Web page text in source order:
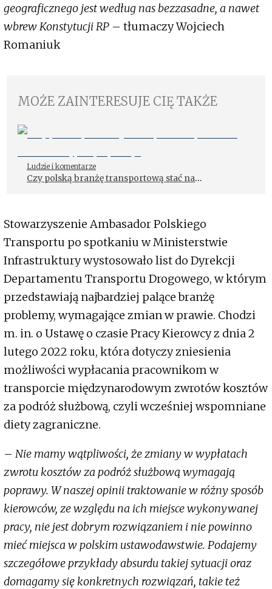
geograficznego jest według nas bezzasadne, a nawet
wbrew Konstytucji RP – tłumaczy Wojciech
Romaniuk
MOŻE ZAINTERESUJE CIĘ TAKŻE
Ludzie i komentarze
Czy polską branżę transportową stać na
Stowarzyszenie Ambasador Polskiego
Transportu po spotkaniu w Ministerstwie
Infrastruktury wystosowało list do Dyrekcji
Departamentu Transportu Drogowego, w którym
przedstawiają najbardziej palące branżę
problemy, wymagające zmian w prawie. Chodzi
m. in. o Ustawę o czasie Pracy Kierowcy z dnia 2
lutego 2022 roku, która dotyczy zniesienia
możliwości wypłacania pracownikom w
transporcie międzynarodowym zwrotów kosztów
za podróż służbową, czyli wcześniej wspomniane
diety zagraniczne.
– Nie mamy wątpliwości, że zmiany w wypłatach
zwrotu kosztów za podróż służbową wymagają
poprawy. W naszej opinii traktowanie w różny sposób
kierowców, ze względu na ich miejsce wykonywanej
pracy, nie jest dobrym rozwiązaniem i nie powinno
mieć miejsca w polskim ustawodawstwie. Podajemy
szczegółowe przykłady absurdu takiej sytuacji oraz
domagamy się konkretnych rozwiązań, takie też